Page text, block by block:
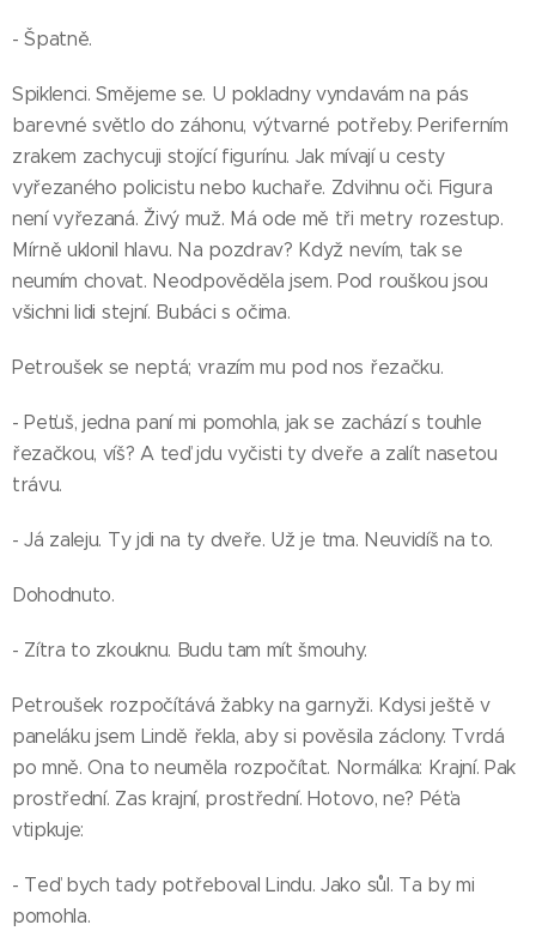
- Špatně.
Spiklenci. Smějeme se. U pokladny vyndavám na pás
barevné světlo do záhonu, výtvarné potřeby. Periferním
zrakem zachycuji stojící figurínu. Jak mívají u cesty
vyřezaného policistu nebo kuchaře. Zdvihnu oči. Figura
není vyřezaná. Živý muž. Má ode mě tři metry rozestup.
Mírně uklonil hlavu. Na pozdrav? Když nevím, tak se
neumím chovat. Neodpověděla jsem. Pod rouškou jsou
všichni lidi stejní. Bubáci s očima.
Petroušek se neptá; vrazím mu pod nos řezačku.
- Peťuš, jedna paní mi pomohla, jak se zachází s touhle
řezačkou, víš? A teď jdu vyčisti ty dveře a zalít nasetou
trávu.
- Já zaleju. Ty jdi na ty dveře. Už je tma. Neuvidíš na to.
Dohodnuto.
- Zítra to zkouknu. Budu tam mít šmouhy.
Petroušek rozpočítává žabky na garnyži. Kdysi ještě v
paneláku jsem Lindě řekla, aby si pověsila záclony. Tvrdá
po mně. Ona to neuměla rozpočítat. Normálka: Krajní. Pak
prostřední. Zas krajní, prostřední. Hotovo, ne? Péťa
vtipkuje:
- Teď bych tady potřeboval Lindu. Jako sůl. Ta by mi
pomohla.